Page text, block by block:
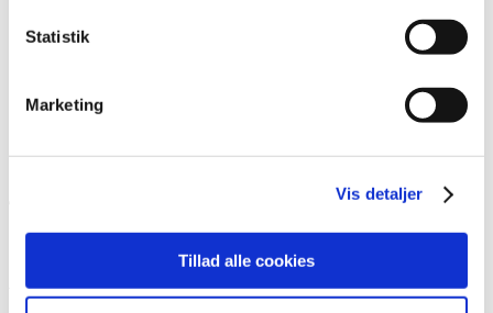
Statistik
Marketing
Vis detaljer
Tillad alle cookies
Tal med en ekspert
Book et hjemmebesøg
Vittrups Smedie & VVS